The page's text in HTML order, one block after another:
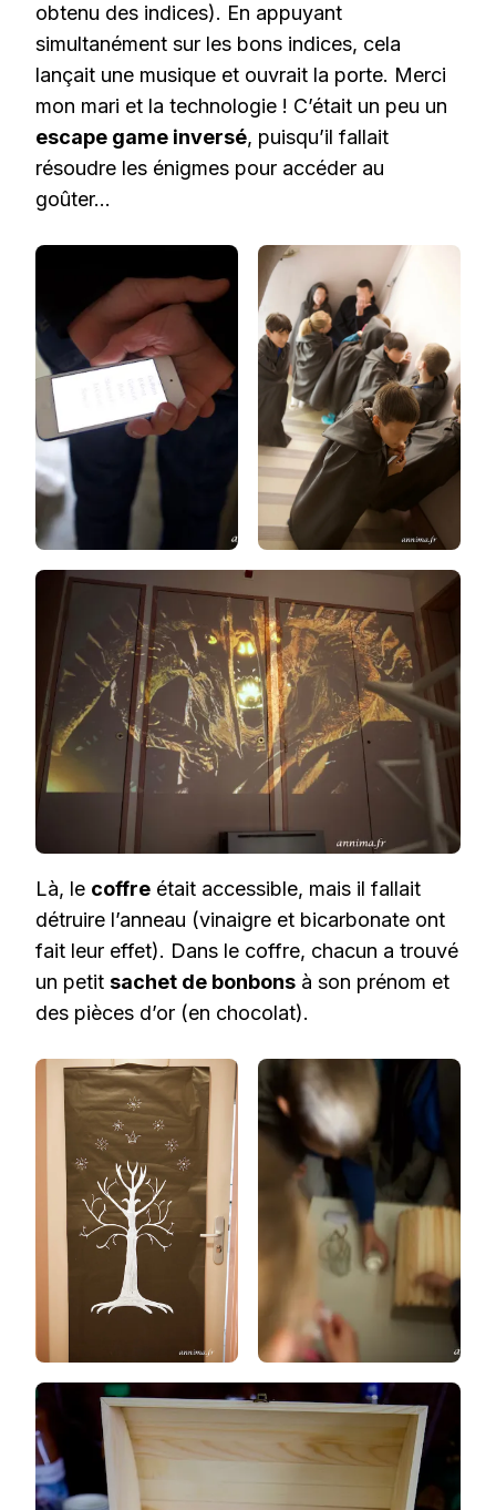
obtenu des indices). En appuyant
simultanément sur les bons indices, cela
lançait une musique et ouvrait la porte. Merci
mon mari et la technologie ! C’était un peu un
escape game inversé, puisqu’il fallait
résoudre les énigmes pour accéder au
goûter…
Là, le coffre était accessible, mais il fallait
détruire l’anneau (vinaigre et bicarbonate ont
fait leur effet). Dans le coffre, chacun a trouvé
un petit sachet de bonbons à son prénom et
des pièces d’or (en chocolat).